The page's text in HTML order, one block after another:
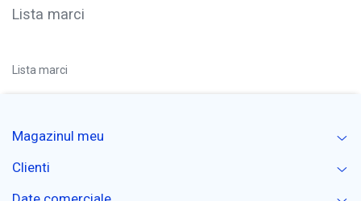
Lista marci
Lista marci
Magazinul meu
Clienti